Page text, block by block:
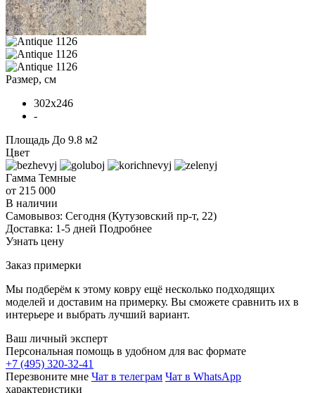
Размер, см
302x246
-
Площадь До 9.8 м2
Цвет
Гамма Темные
от 215 000
В наличии
Самовывоз: Сегодня (Кутузовский пр-т, 22)
Доставка: 1-5 дней Подробнее
Узнать цену
Заказ примерки
Мы подберём к этому ковру ещё несколько подходящих
моделей и доставим на примерку. Вы сможете сравнить их в
интерьере и выбрать лучший вариант.
Ваш личный эксперт
Персональная помощь в удобном для вас формате
+7 (495) 320-32-41
Перезвоните мне Чат в телеграм Чат в WhatsApp
характеристики